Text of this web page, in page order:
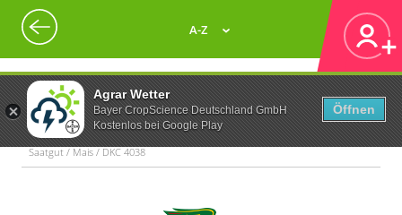
Agrar Wetter
Bayer CropScience Deutschland GmbH
Kostenlos bei Google Play
Öffnen
A-Z
Saatgut / Mais / DKC 4038